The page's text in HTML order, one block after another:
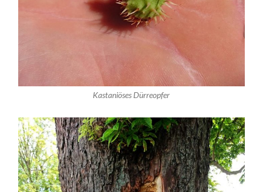
Kastaniöses Dürreopfer